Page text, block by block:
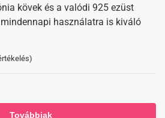
kövek és a valódi 925 ezüst
használatra is kiváló